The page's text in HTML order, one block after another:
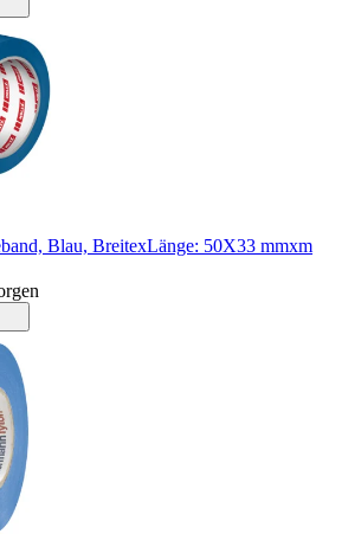
Blau, BreitexLänge: 50X33 mmxm